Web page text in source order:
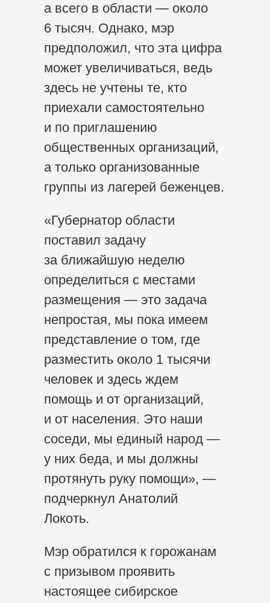
а всего в области — около
6 тысяч. Однако, мэр
предположил, что эта цифра
может увеличиваться, ведь
здесь не учтены те, кто
приехали самостоятельно
и по приглашению
общественных организаций,
а только организованные
группы из лагерей беженцев.
«Губернатор области
поставил задачу
за ближайшую неделю
определиться с местами
размещения — это задача
непростая, мы пока имеем
представление о том, где
разместить около 1 тысячи
человек и здесь ждем
помощь и от организаций,
и от населения. Это наши
соседи, мы единый народ —
у них беда, и мы должны
протянуть руку помощи», —
подчеркнул Анатолий
Локоть.
Мэр обратился к горожанам
с призывом проявить
настоящее сибирское